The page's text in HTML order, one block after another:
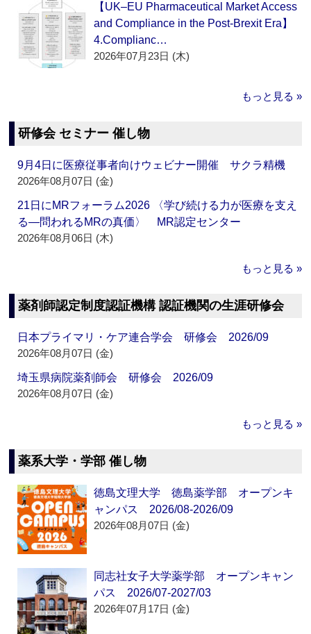
【UK–EU Pharmaceutical Market Access
and Compliance in the Post-Brexit Era】
4.Complianc…
2026年07月23日 (木)
もっと見る »
研修会 セミナー 催し物
9月4日に医療従事者向けウェビナー開催 サクラ精機
2026年08月07日 (金)
21日にMRフォーラム2026 〈学び続ける力が医療を支え
る―問われるMRの真価〉 MR認定センター
2026年08月06日 (木)
もっと見る »
薬剤師認定制度認証機構 認証機関の生涯研修会
日本プライマリ・ケア連合学会 研修会 2026/09
2026年08月07日 (金)
埼玉県病院薬剤師会 研修会 2026/09
2026年08月07日 (金)
もっと見る »
薬系大学・学部 催し物
徳島文理大学 徳島薬学部 オープンキ
ャンパス 2026/08-2026/09
2026年08月07日 (金)
同志社女子大学薬学部 オープンキャン
パス 2026/07-2027/03
2026年07月17日 (金)